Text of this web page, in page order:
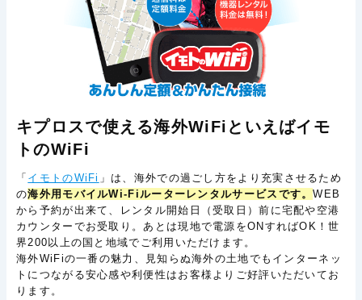
キプロスで使える海外WiFiといえばイモ
トのWiFi
「 イモトのWiFi 」は、海外での過ごし方をより充実させるため
の海外用モバイルWi-Fiルーターレンタルサービスです。WEB
から予約が出来て、レンタル開始日（受取日）前に宅配や空港
カウンターでお受取り。あとは現地で電源をONすればOK！世
界200以上の国と地域でご利用いただけます。
海外WiFiの一番の魅力、見知らぬ海外の土地でもインターネッ
トにつながる安心感や利便性はお客様よりご好評いただいてお
ります。